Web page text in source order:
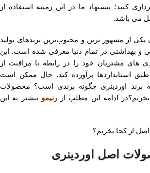
کنند؛ پیشنهاد ما در این زمینه استفاده از
می باشد.
یکی از مشهور ترین و محبوب‌ترین برندهای تولید
و بهداشتی در تمام دنیا معرفی شده است. این
های مشتریان خود را در رابطه با مراقبت از
استانداردها برآورده کند. حال ممکن است
برند اوردینری چگونه برندی است؟ محصولات
ادامه این مطلب ازرنیمو بیشتر به این
اصل اوردینری